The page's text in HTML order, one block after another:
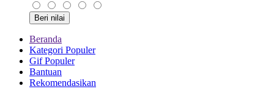
Beranda
Kategori Populer
Gif Populer
Bantuan
Rekomendasikan